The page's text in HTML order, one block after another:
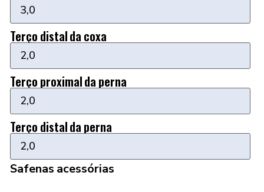
Terço distal da coxa
Terço proximal da perna
Terço distal da perna
Safenas acessórias